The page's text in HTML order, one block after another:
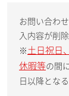
お問い合わ
入内容が削
※ 土日祝日
休暇等の間
日以降とな